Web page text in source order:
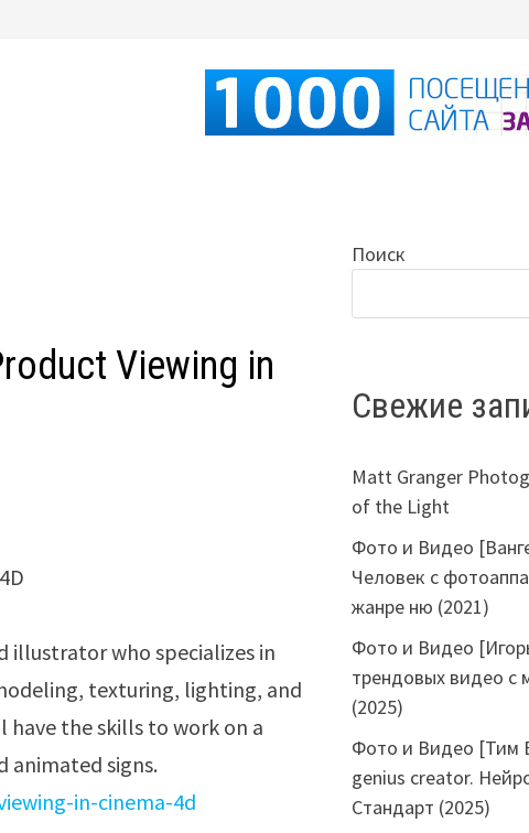
Viewing in
illustrator who specializes in
texturing, lighting, and
have the skills to work on a
animated signs.
in-cinema-4d
Поиск
Свежие
Matt Granger
of the Light
Фото и Видео
Человек с
жанре ню (2021)
Фото и Видео
трендовых видео с
(2025)
Фото и Видео [Тим
genius creator.
Стандарт (2025)